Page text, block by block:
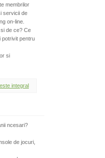
membrilor
servicii de
on-line.
de ce? Ce
potrivit pentru
si
integral
ncesari?
de jocuri,